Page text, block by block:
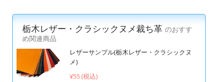
栃木レザー・クラシックヌメ裁ち革 のおすす
め関連商品
レザーサンプル(栃木レザー・クラシックヌ
メ)
¥55 (税込)